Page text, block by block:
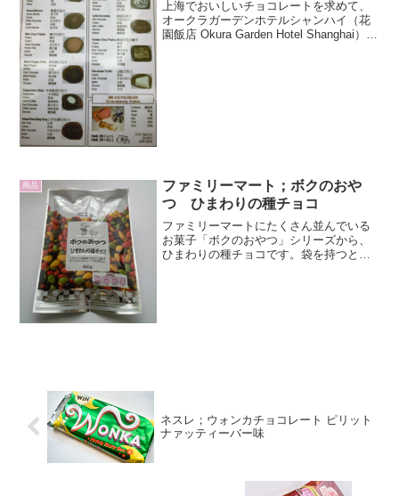
上海でおいしいチョコレートを求めて、
オークラガーデンホテルシャンハイ（花
園飯店 Okura Garden Hotel Shanghai）1
商品
ファミリーマート；ボクのおや
つ ひまわりの種チョコ
ファミリーマートにたくさん並んでいる
お菓子「ボクのおやつ」シリーズから、
ひまわりの種チョコです。袋を持つとず
ネスレ；ウォンカチョコレート ピリット
ナァッティーバー味